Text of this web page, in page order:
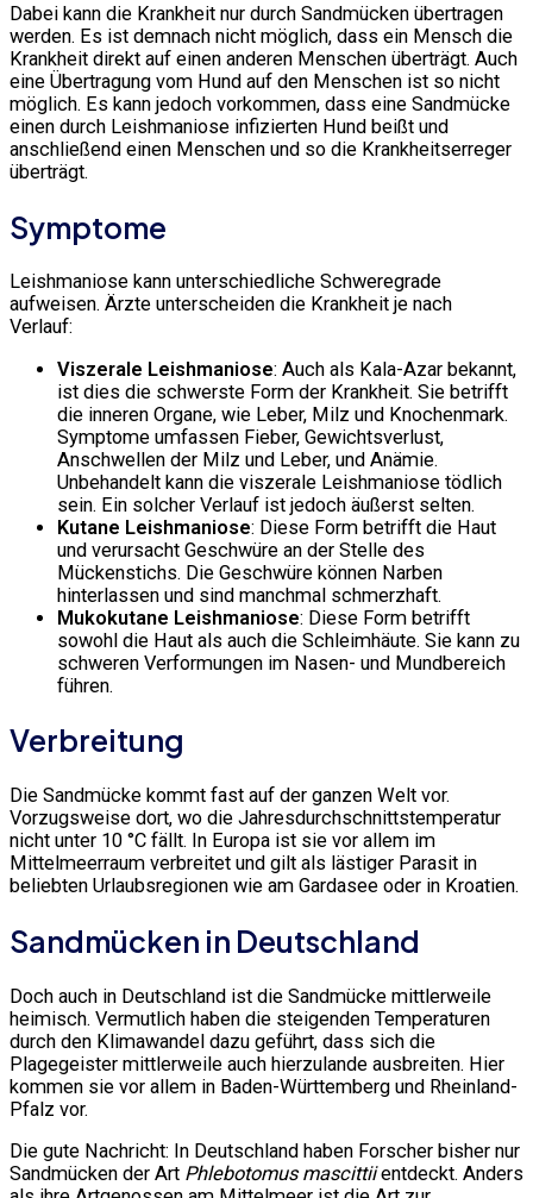
Dabei kann die Krankheit nur durch Sandmücken übertragen
werden. Es ist demnach nicht möglich, dass ein Mensch die
Krankheit direkt auf einen anderen Menschen überträgt. Auch
eine Übertragung vom Hund auf den Menschen ist so nicht
möglich. Es kann jedoch vorkommen, dass eine Sandmücke
einen durch Leishmaniose infizierten Hund beißt und
anschließend einen Menschen und so die Krankheitserreger
überträgt.
Symptome
Leishmaniose kann unterschiedliche Schweregrade
aufweisen. Ärzte unterscheiden die Krankheit je nach
Verlauf:
Viszerale Leishmaniose: Auch als Kala-Azar bekannt,
ist dies die schwerste Form der Krankheit. Sie betrifft
die inneren Organe, wie Leber, Milz und Knochenmark.
Symptome umfassen Fieber, Gewichtsverlust,
Anschwellen der Milz und Leber, und Anämie.
Unbehandelt kann die viszerale Leishmaniose tödlich
sein. Ein solcher Verlauf ist jedoch äußerst selten.
Kutane Leishmaniose: Diese Form betrifft die Haut
und verursacht Geschwüre an der Stelle des
Mückenstichs. Die Geschwüre können Narben
hinterlassen und sind manchmal schmerzhaft.
Mukokutane Leishmaniose: Diese Form betrifft
sowohl die Haut als auch die Schleimhäute. Sie kann zu
schweren Verformungen im Nasen- und Mundbereich
führen.
Verbreitung
Die Sandmücke kommt fast auf der ganzen Welt vor.
Vorzugsweise dort, wo die Jahresdurchschnittstemperatur
nicht unter 10 °C fällt. In Europa ist sie vor allem im
Mittelmeerraum verbreitet und gilt als lästiger Parasit in
beliebten Urlaubsregionen wie am Gardasee oder in Kroatien.
Sandmücken in Deutschland
Doch auch in Deutschland ist die Sandmücke mittlerweile
heimisch. Vermutlich haben die steigenden Temperaturen
durch den Klimawandel dazu geführt, dass sich die
Plagegeister mittlerweile auch hierzulande ausbreiten. Hier
kommen sie vor allem in Baden-Württemberg und Rheinland-
Pfalz vor.
Die gute Nachricht: In Deutschland haben Forscher bisher nur
Sandmücken der Art Phlebotomus mascittiientdeckt. Anders